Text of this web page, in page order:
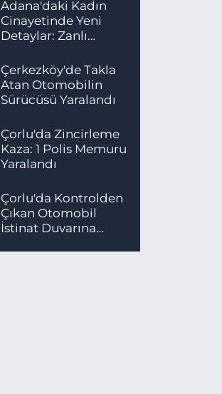
Adana'daki Kadın
Cinayetinde Yeni
Detaylar: Zanlı
Yakalandı
Çerkezköy'de Takla
Atan Otomobilin
Sürücüsü Yaralandı
Çorlu'da Zincirleme
Kaza: 1 Polis Memuru
Yaralandı
Çorlu'da Kontrolden
Çıkan Otomobil
İstinat Duvarına